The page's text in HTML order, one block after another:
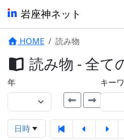
岩座神ネット
HOME 読み物
読み物 - 全て
年 キー
日時